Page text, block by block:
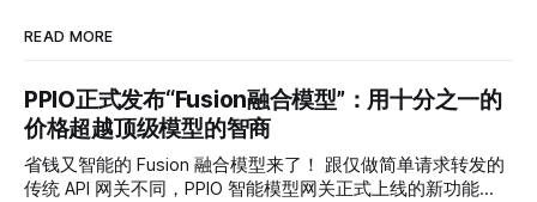
READ MORE
PPIO正式发布“Fusion融合模型”：用十分之一的
价格超越顶级模型的智商
省钱又智能的 Fusion 融合模型来了！ 跟仅做简单请求转发的
传统 API 网关不同，PPIO 智能模型网关正式上线的新功能